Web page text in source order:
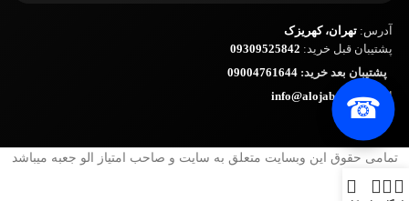
آدرس: تهران، کهریزک
پشتیبان قبل خرید: 09309525842
پشتیبان بعد خرید:
ایمیل:info@alojabeh.ir☎
تمامی حقوق این وبسایت متعلق به سایت و صاحب امتیاز الو جعبه میباشد